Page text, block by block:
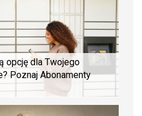
opcję dla Twojego
Poznaj Abonamenty